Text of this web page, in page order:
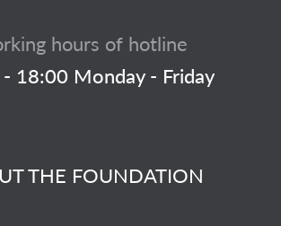
THE FOUNDATION
hours of hotline
18:00 Monday - Friday